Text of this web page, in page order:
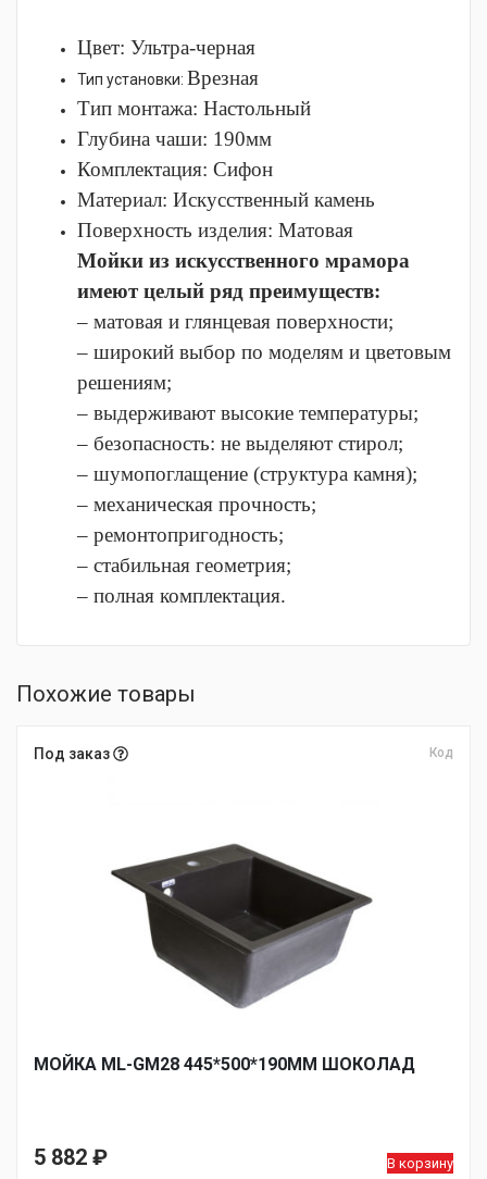
Цвет: Ультра-черная
Тип установки: Врезная
Тип монтажа: Настольный
Глубина чаши: 190мм
Комплектация: Сифон
Материал: Искусственный камень
Поверхность изделия: Матовая
Мойки из искусственного мрамора
имеют целый ряд преимуществ:
– матовая и глянцевая поверхности;
– широкий выбор по моделям и цветовым
решениям;
– выдерживают высокие температуры;
– безопасность: не выделяют стирол;
– шумопоглащение (структура камня);
– механическая прочность;
– ремонтопригодность;
– стабильная геометрия;
– полная комплектация.
Похожие товары
Под заказ Код
МОЙКА ML-GM28 445*500*190ММ ШОКОЛАД
5 882 ₽ В корзину